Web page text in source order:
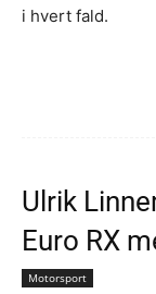
i hvert fald.
Ulrik
Euro RX
Motorsport